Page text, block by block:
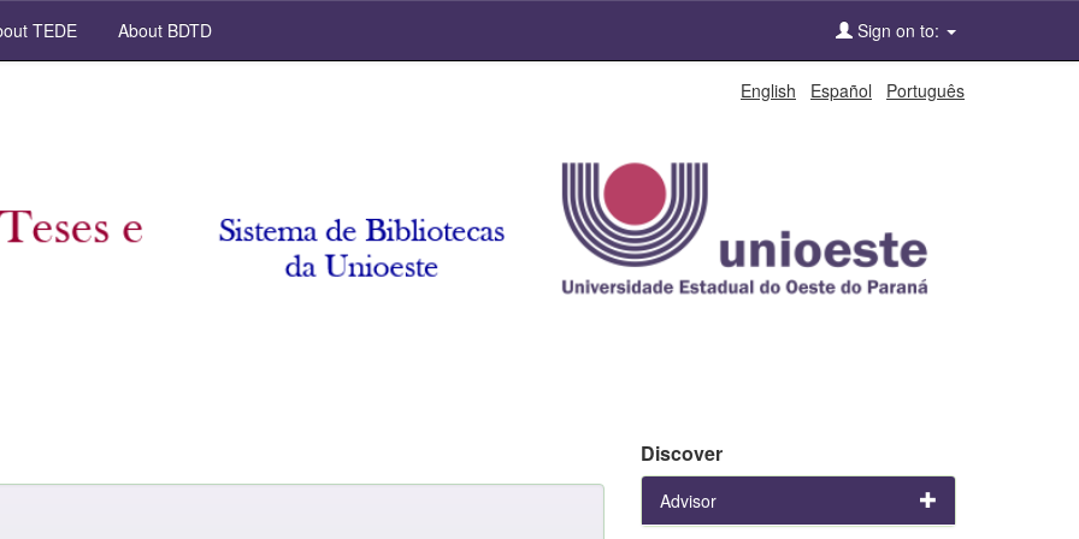
TEDE About BDTD Sign on to:
English Español Português
Discover
Advisor